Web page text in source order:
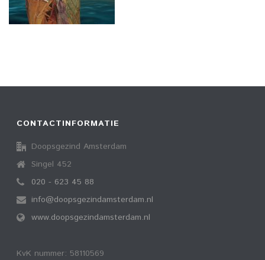
CONTACTINFORMATIE
Doopsgezind Amsterdam
Singel 452
020 - 623 45 88
info@doopsgezindamsterdam.nl
www.doopsgezindamsterdam.nl
KvK nummer: 58110569